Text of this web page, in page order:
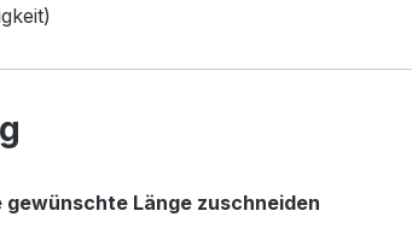
Länge zuschneiden